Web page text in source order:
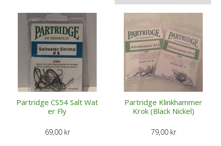
senaste
Partridge CS54 Salt Wat
er Fly
69,00 kr
Partridge Klinkhammer
Krok (Black Nickel)
79,00 kr